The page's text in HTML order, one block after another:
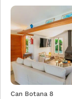
Can Botana 8